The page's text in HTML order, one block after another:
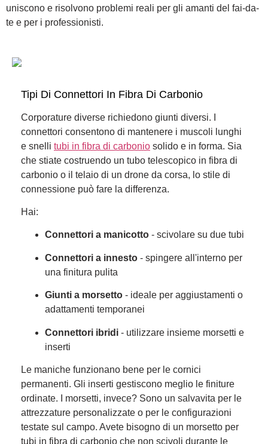
uniscono e risolvono problemi reali per gli amanti del fai-da-
te e per i professionisti.
Tipi Di Connettori In Fibra Di Carbonio
Corporature diverse richiedono giunti diversi. I
connettori consentono di mantenere i muscoli lunghi
e snelli tubi in fibra di carbonio solido e in forma. Sia
che stiate costruendo un tubo telescopico in fibra di
carbonio o il telaio di un drone da corsa, lo stile di
connessione può fare la differenza.
Hai:
Connettori a manicotto - scivolare su due tubi
Connettori a innesto - spingere all'interno per
una finitura pulita
Giunti a morsetto - ideale per aggiustamenti o
adattamenti temporanei
Connettori ibridi - utilizzare insieme morsetti e
inserti
Le maniche funzionano bene per le cornici
permanenti. Gli inserti gestiscono meglio le finiture
ordinate. I morsetti, invece? Sono un salvavita per le
attrezzature personalizzate o per le configurazioni
testate sul campo. Avete bisogno di un morsetto per
tubi in fibra di carbonio che non scivoli durante le